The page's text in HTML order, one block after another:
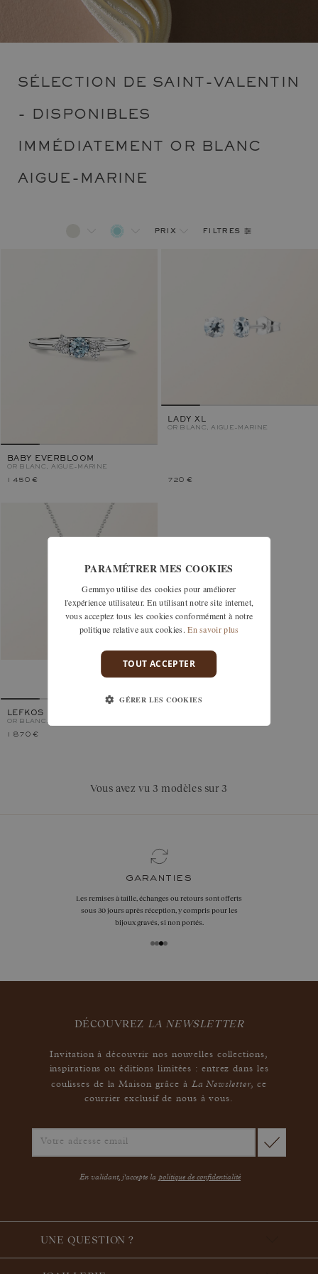
SÉLECTION DE SAINT-VALENTIN
- DISPONIBLES
IMMÉDIATEMENT OR BLANC
AIGUE-MARINE
prix filtres
BABY EVERBLOOM
OR BLANC, AIGUE-MARINE
1 450 €
LADY XL
OR BLANC, AIGUE-MARINE
720 €
LEFKOS
OR BLANC, AIGUE-MARINE
1 870 €
Vous avez vu 3 modèles sur 3
garanties
Les remises à taille, échanges ou retours sont offerts
sous 30 jours après réception, y compris pour les
bijoux gravés, si non portés.
DÉCOUVREZ LA NEWSLETTER
Invitation à découvrir nos nouvelles collections,
inspirations ou éditions limitées : entrez dans les
coulisses de la Maison grâce à La Newsletter,ce
courrier exclusif de nous à vous.
En validant, j'accepte la politique de confidentialité
UNE QUESTION ?
PARAMÉTRER MES COOKIES
Gemmyo utilise des cookies pour améliorer
l'expérience utilisateur. En utilisant notre site internet,
vous acceptez tous les cookies conformément à notre
politique relative aux cookies. En savoir plus
TOUT ACCEPTER
GÉRER LES COOKIES